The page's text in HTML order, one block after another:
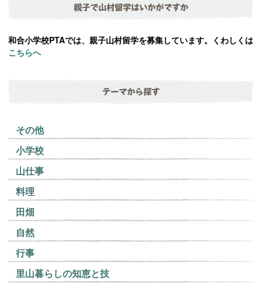
親子で山村留学はいかがですか
和合小学校PTAでは、親子山村留学を募集しています。くわしくは
こちらへ
テーマから探す
その他
小学校
山仕事
料理
田畑
自然
行事
里山暮らしの知恵と技